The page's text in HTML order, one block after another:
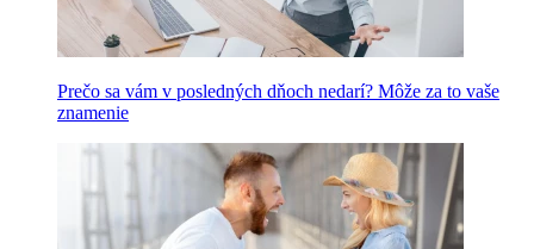
Prečo sa vám v posledných dňoch nedarí? Môže za to vaše
znamenie